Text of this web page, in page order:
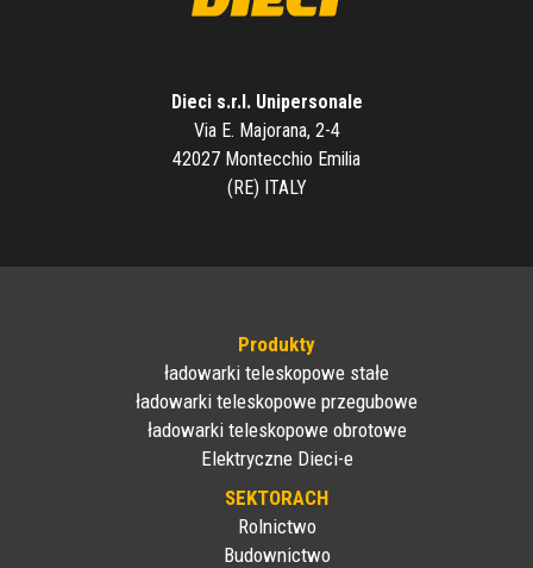
Dieci s.r.l. Unipersonale
Via E. Majorana, 2-4
42027 Montecchio Emilia
(RE) ITALY
Produkty
ładowarki teleskopowe stałe
ładowarki teleskopowe przegubowe
ładowarki teleskopowe obrotowe
Elektryczne Dieci-e
SEKTORACH
Rolnictwo
Budownictwo